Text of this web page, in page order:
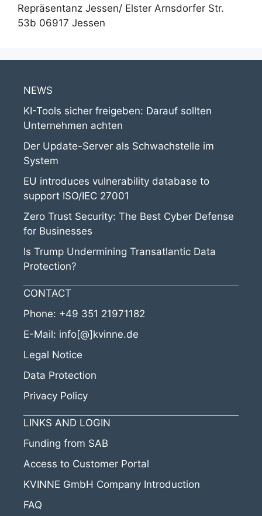
Repräsentanz Jessen/ Elster Arnsdorfer Str.
53b 06917 Jessen
NEWS
KI-Tools sicher freigeben: Darauf sollten
Unternehmen achten
Der Update-Server als Schwachstelle im
System
EU introduces vulnerability database to
support ISO/IEC 27001
Zero Trust Security: The Best Cyber Defense
for Businesses
Is Trump Undermining Transatlantic Data
Protection?
CONTACT
Phone: +49 351 21971182
E-Mail: info[@]kvinne.de
Legal Notice
Data Protection
Privacy Policy
LINKS AND LOGIN
Funding from SAB
Access to Customer Portal
KVINNE GmbH Company Introduction
FAQ